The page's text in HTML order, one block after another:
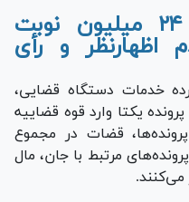
قضات سالانه حدود ۲۴ میلیون نوبت
اظهارنظر و رأی
خدمات دستگاه قضایی،
حدود ۱۲ میلیون پرونده یکتا وارد قوه قضاییه
قضات در مجموع
پرونده‌های مرتبط با جان، مال
می‌کنند.